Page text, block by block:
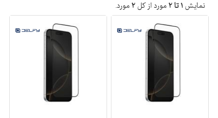
نمایش ۱ تا ۲ مورد از کل ۲ مورد.